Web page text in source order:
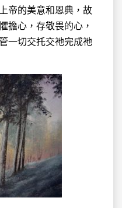
帝的美意和恩典，故
擔心，存敬畏的心，
一切交托交祂完成祂